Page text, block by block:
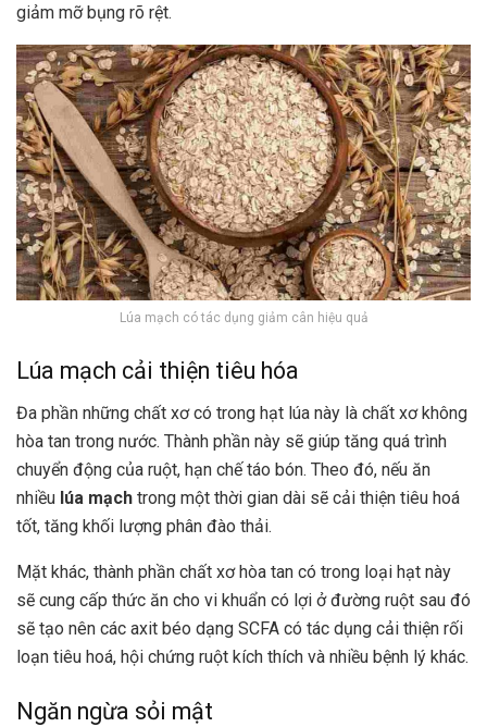
giảm mỡ bụng rõ rệt.
Lúa mạch có tác dụng giảm cân hiệu quả
Lúa mạch cải thiện tiêu hóa
Đa phần những chất xơ có trong hạt lúa này là chất xơ không
hòa tan trong nước. Thành phần này sẽ giúp tăng quá trình
chuyển động của ruột, hạn chế táo bón. Theo đó, nếu ăn
nhiều lúa mạch trong một thời gian dài sẽ cải thiện tiêu hoá
tốt, tăng khối lượng phân đào thải.
Mặt khác, thành phần chất xơ hòa tan có trong loại hạt này
sẽ cung cấp thức ăn cho vi khuẩn có lợi ở đường ruột sau đó
sẽ tạo nên các axit béo dạng SCFA có tác dụng cải thiện rối
loạn tiêu hoá, hội chứng ruột kích thích và nhiều bệnh lý khác.
Ngăn ngừa sỏi mật